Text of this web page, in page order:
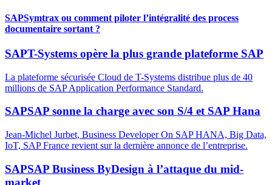
SAPSymtrax ou comment piloter l’intégralité des process
documentaire sortant ?
SAPT-Systems opère la plus grande plateforme SAP
La plateforme sécurisée Cloud de T-Systems distribue plus de 40
millions de SAP Application Performance Standard.
SAPSAP sonne la charge avec son S/4 et SAP Hana
Jean-Michel Jurbet, Business Developer On SAP HANA, Big Data,
IoT, SAP France revient sur la dernière annonce de l’entreprise.
SAPSAP Business ByDesign à l’attaque du mid-
market